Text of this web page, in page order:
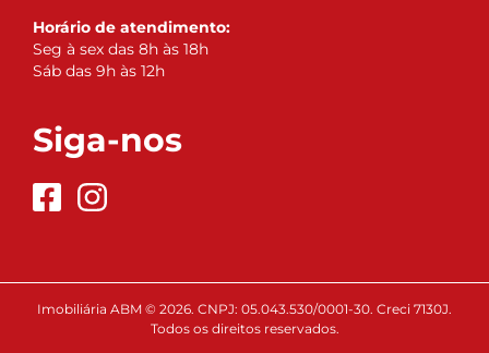
Horário de atendimento:
Seg à sex das 8h às 18h
Sáb das 9h às 12h
Siga-nos
Imobiliária ABM © 2026. CNPJ: 05.043.530/0001-30. Creci 7130J.
Todos os direitos reservados.